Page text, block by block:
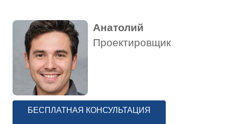
Анатолий
Проектировщик
БЕСПЛАТНАЯ КОНСУЛЬТАЦИЯ